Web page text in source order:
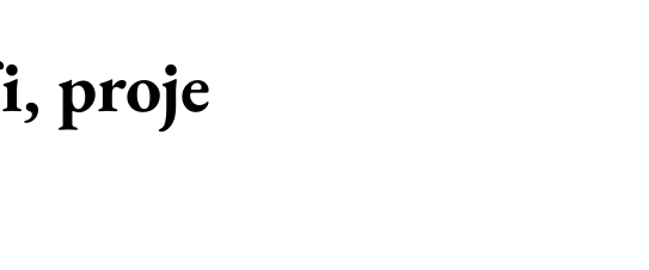
SOHBETLER 500K
proje